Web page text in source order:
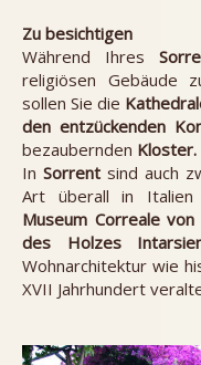
Zu besichtigen
Während Ihres
religiösen Gebäude
sollen Sie die
den entzückenden
bezaubernden Kloster.
In Sorrentsind auch
Art überall in Italien
Museum Correale
des Holzes
Wohnarchitektur wie
XVII Jahrhundert